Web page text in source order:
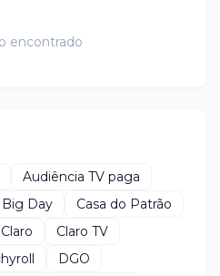
encontrado
Audiência TV paga
Big Day
Casa do Patrão
Claro
Claro TV
DGO